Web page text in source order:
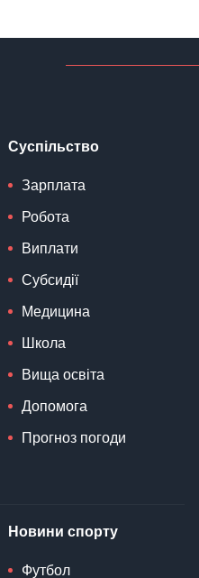
Суспільство
Зарплата
Робота
Виплати
Субсидії
Медицина
Школа
Вища освіта
Допомога
Прогноз погоди
Новини спорту
Футбол